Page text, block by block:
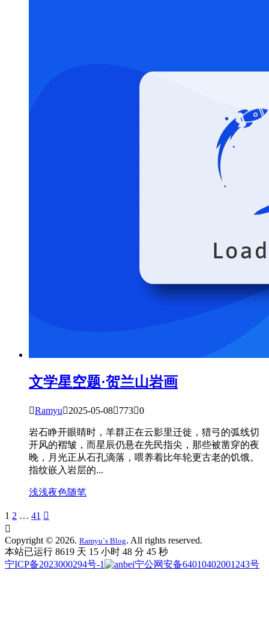
文学星空题·贺兰山岩画
Ramyu2025-05-087730
岩石睁开眼睛时，羊群正在云影里迁徙，猎弓的弧线切
开风的褶皱，而星辰仍悬在先民指尖，那些被凿穿的夜
晚，月光正从石孔滴落，喂养着比年轮更古老的饥饿。
指纹嵌入岩层的...
浅浅夜色随笔
1 2 … 41 

Copyright © 2026. Ramyu`s Blog. All rights reserved.
本站已运行 8619 天 15 小时 48 分 46 秒
宁ICP备2023000294号-1
宁公网安备64010402001243号